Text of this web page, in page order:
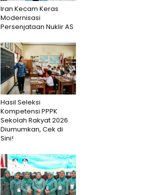
Iran Kecam Keras
Modernisasi
Persenjataan Nuklir AS
Hasil Seleksi
Kompetensi PPPK
Sekolah Rakyat 2026
Diumumkan, Cek di
Sini!